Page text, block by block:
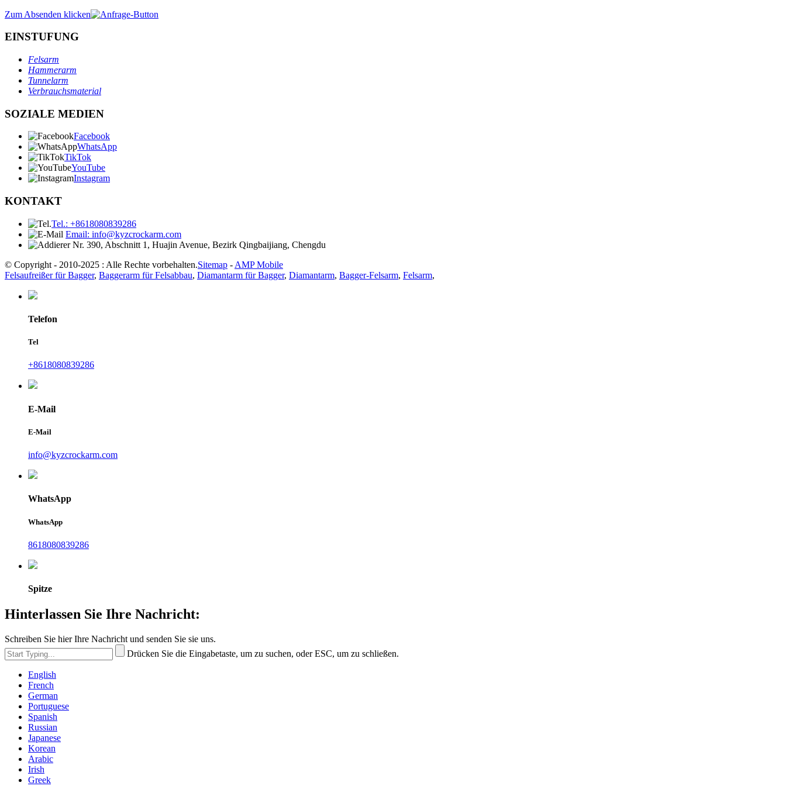
Zum Absenden klicken
EINSTUFUNG
Felsarm
Hammerarm
Tunnelarm
Verbrauchsmaterial
SOZIALE MEDIEN
Facebook
WhatsApp
TikTok
YouTube
Instagram
KONTAKT
Tel.: +8618080839286
Email: info@kyzcrockarm.com
Nr. 390, Abschnitt 1, Huajin Avenue, Bezirk Qingbaijiang, Chengdu
© Copyright - 2010-2025 : Alle Rechte vorbehalten.Sitemap - AMP Mobile
Felsaufreißer für Bagger, Baggerarm für Felsabbau, Diamantarm für Bagger, Diamantarm, Bagger-Felsarm, Felsarm,
Telefon
Tel
+8618080839286
E-Mail
E-Mail
info@kyzcrockarm.com
WhatsApp
WhatsApp
8618080839286
Spitze
Hinterlassen Sie Ihre Nachricht:
Schreiben Sie hier Ihre Nachricht und senden Sie sie uns.
Drücken Sie die Eingabetaste, um zu suchen, oder ESC, um zu schließen.
English
French
German
Portuguese
Spanish
Russian
Japanese
Korean
Arabic
Irish
Greek